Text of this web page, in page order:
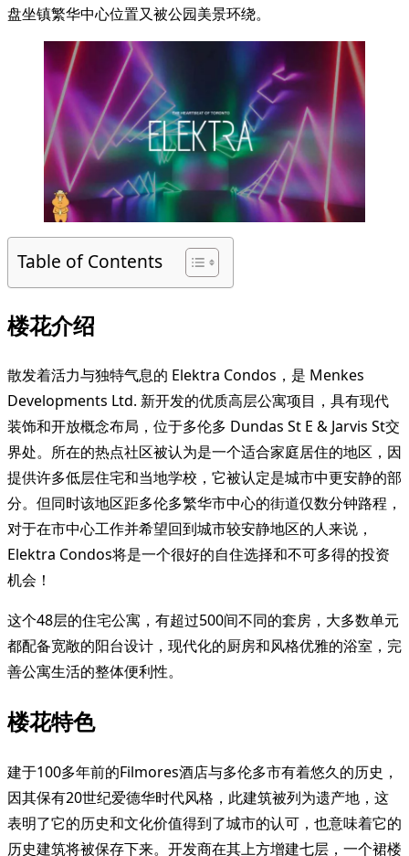
盘坐镇繁华中心位置又被公园美景环绕。
Table of Contents
楼花介绍
散发着活力与独特气息的 Elektra Condos，是 Menkes
Developments Ltd. 新开发的优质高层公寓项目，具有现代
装饰和开放概念布局，位于多伦多 Dundas St E & Jarvis St交
界处。所在的热点社区被认为是一个适合家庭居住的地区，因
提供许多低层住宅和当地学校，它被认定是城市中更安静的部
分。但同时该地区距多伦多繁华市中心的街道仅数分钟路程，
对于在市中心工作并希望回到城市较安静地区的人来说，
Elektra Condos将是一个很好的自住选择和不可多得的投资
机会！
这个48层的住宅公寓，有超过500间不同的套房，大多数单元
都配备宽敞的阳台设计，现代化的厨房和风格优雅的浴室，完
善公寓生活的整体便利性。
楼花特色
建于100多年前的Filmores酒店与多伦多市有着悠久的历史，
因其保有20世纪爱德华时代风格，此建筑被列为遗产地，这
表明了它的历史和文化价值得到了城市的认可，也意味着它的
历史建筑将被保存下来。开发商在其上方增建七层，一个裙楼